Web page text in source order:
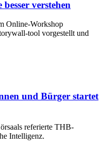
besser verstehen
Online-Workshop
tool vorgestellt und
und Bürger startet
referierte THB-
Intelligenz.